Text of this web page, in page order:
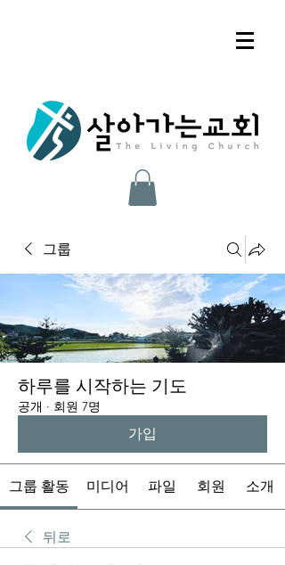
그룹
하루를 시작하는 기도
공개 · 회원 7명
가입
그룹 활동 미디어 파일 회원 소개
뒤로